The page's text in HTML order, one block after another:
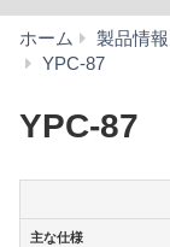
ホーム 製品情報
YPC-87
YPC-87
主な仕様
主な仕様